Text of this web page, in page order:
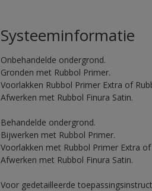
Systeeminformatie
Onbehandelde ondergrond.
Gronden met Rubbol Primer.
Voorlakken Rubbol Primer Extra of
Afwerken met Rubbol Finura Satin.
Behandelde ondergrond.
Bijwerken met Rubbol Primer.
Voorlakken met Rubbol Primer Extra of
Afwerken met Rubbol Finura Satin.
Voor gedetailleerde